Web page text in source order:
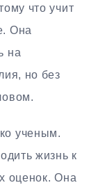
что учит
Она
на
но без
ученым.
жизнь к
оценок. Она